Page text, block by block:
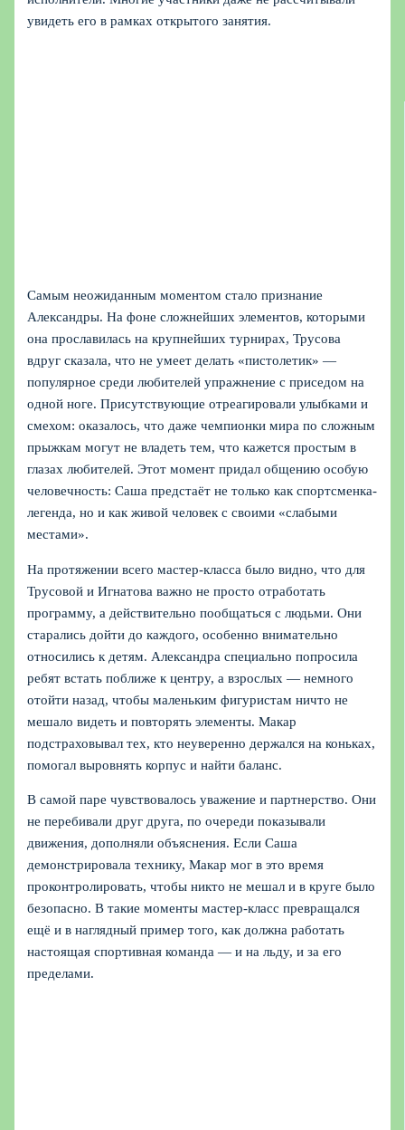
увидеть его в рамках открытого занятия.
Самым неожиданным моментом стало признание
Александры. На фоне сложнейших элементов, которыми
она прославилась на крупнейших турнирах, Трусова
вдруг сказала, что не умеет делать «пистолетик» —
популярное среди любителей упражнение с приседом на
одной ноге. Присутствующие отреагировали улыбками и
смехом: оказалось, что даже чемпионки мира по сложным
прыжкам могут не владеть тем, что кажется простым в
глазах любителей. Этот момент придал общению особую
человечность: Саша предстаёт не только как спортсменка-
легенда, но и как живой человек с своими «слабыми
местами».
На протяжении всего мастер-класса было видно, что для
Трусовой и Игнатова важно не просто отработать
программу, а действительно пообщаться с людьми. Они
старались дойти до каждого, особенно внимательно
относились к детям. Александра специально попросила
ребят встать поближе к центру, а взрослых — немного
отойти назад, чтобы маленьким фигуристам ничто не
мешало видеть и повторять элементы. Макар
подстраховывал тех, кто неуверенно держался на коньках,
помогал выровнять корпус и найти баланс.
В самой паре чувствовалось уважение и партнерство. Они
не перебивали друг друга, по очереди показывали
движения, дополняли объяснения. Если Саша
демонстрировала технику, Макар мог в это время
проконтролировать, чтобы никто не мешал и в круге было
безопасно. В такие моменты мастер-класс превращался
ещё и в наглядный пример того, как должна работать
настоящая спортивная команда — и на льду, и за его
пределами.